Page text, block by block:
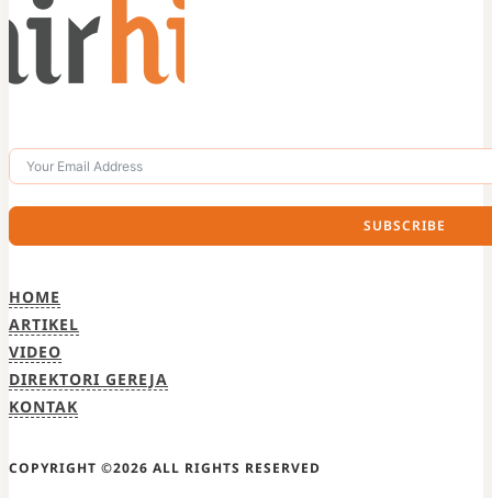
SUBSCRIBE
HOME
ARTIKEL
VIDEO
DIREKTORI GEREJA
KONTAK
COPYRIGHT ©2026 ALL RIGHTS RESERVED